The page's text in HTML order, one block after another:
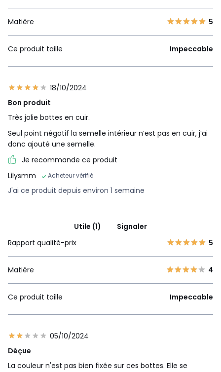
Matière 5
Ce produit taille Impeccable
18/10/2024
Bon produit
Très jolie bottes en cuir.
Seul point négatif la semelle intérieur n’est pas en cuir, j’ai
donc ajouté une semelle.
Je recommande ce produit
Lilysmm
Acheteur vérifié
J'ai ce produit depuis environ 1 semaine
Utile (1)
Signaler
Rapport qualité-prix
5
Matière 4
Ce produit taille Impeccable
05/10/2024
Déçue
La couleur n'est pas bien fixée sur ces bottes. Elle se